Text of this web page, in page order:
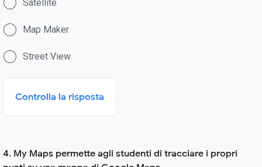
Satellite
Map Maker
Street View
Controlla la risposta
4. My Maps permette agli studenti di tracciare i propri